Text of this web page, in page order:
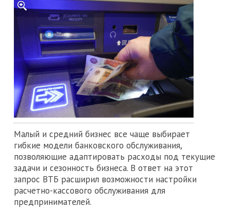
Малый и средний бизнес все чаще выбирает
гибкие модели банковского обслуживания,
позволяющие адаптировать расходы под текущие
задачи и сезонность бизнеса. В ответ на этот
запрос ВТБ расширил возможности настройки
расчетно-кассового обслуживания для
предпринимателей.